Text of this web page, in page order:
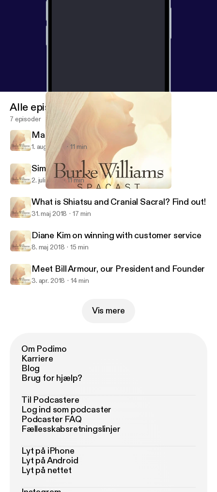
Burke Williams SpaCast
Alle episoder
7 episoder
Managing End-of-Summer Stress
1. aug. 2018 11 min
Simply Massage
2. juli 2018 11 min
What is Shiatsu and Cranial Sacral? Find out!
31. maj 2018 17 min
Diane Kim on winning with customer service
8. maj 2018 15 min
Meet Bill Armour, our President and Founder
3. apr. 2018 14 min
Vis mere
Om Podimo
Karriere
Blog
Brug for hjælp?
Til Podcastere
Log ind som podcaster
Podcaster FAQ
Fællesskabsretningslinjer
Lyt på iPhone
Lyt på Android
Lyt på nettet